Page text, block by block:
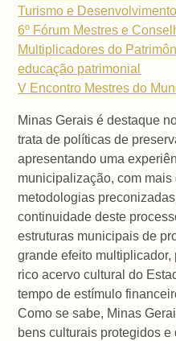
Turismo e
6º Fórum Mestres e
Multiplicadores do
educação patrimonial
V Encontro Mestres do
Minas Gerais é destaque
trata de políticas de
apresentando uma
municipalização, com
metodologias
continuidade deste
estruturas municipais de
grande efeito
rico acervo cultural do
tempo de estímulo
Como se sabe, Minas
bens culturais protegidos